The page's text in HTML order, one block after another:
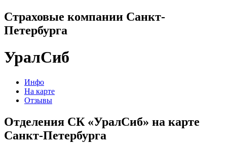
Страховые компании Санкт-
Петербурга
УралСиб
Инфо
На карте
Отзывы
Отделения СК «УралСиб» на карте
Санкт-Петербурга